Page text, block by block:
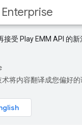
接受 Play EMM API 的新
术将内容翻译成您偏好